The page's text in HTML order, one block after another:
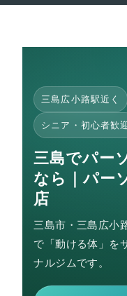
三島広小路駅近く
シニア・初心者歓
三島でパー
なら｜パー
店
三島市・三島広小
で「動ける体」を
ナルジムです。